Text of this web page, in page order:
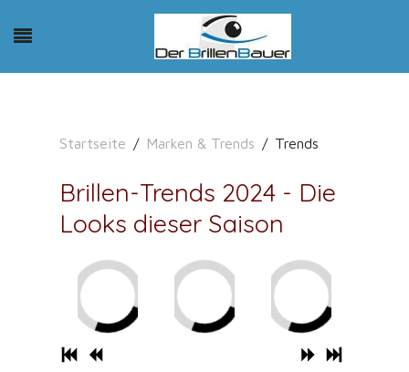
Startseite Marken & Trends Trends
Brillen-Trends 2024 - Die
Looks dieser Saison